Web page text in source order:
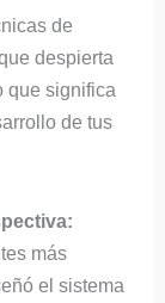
de
despierta
que significa
de tus
más
el sistema